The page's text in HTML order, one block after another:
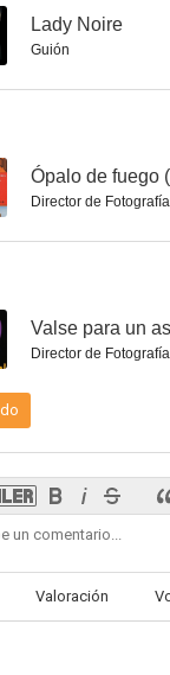
Lady Noire
Guión
Ópalo de fuego
Director de Fotografía
Valse para un
Director de Fotografía
Valoración